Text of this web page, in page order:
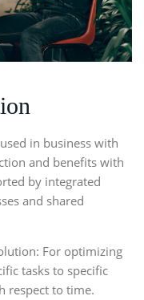
in business with
and benefits with
by integrated
and shared
For optimizing
tasks to specific
respect to time.